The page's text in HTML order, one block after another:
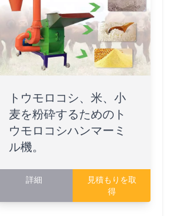
トウモロコシ、米、小
麦を粉砕するためのト
ウモロコシハンマーミ
ル機。
詳細
見積もりを取
得